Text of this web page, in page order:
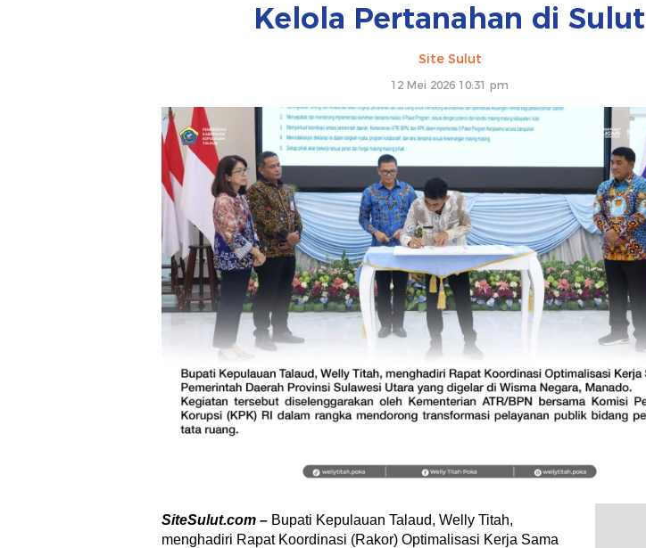
Kelola Pertanahan di Sulut
Site Sulut
12 Mei 2026 10:31 pm
SiteSulut.com – Bupati Kepulauan Talaud, Welly Titah,
menghadiri Rapat Koordinasi (Rakor) Optimalisasi Kerja Sama